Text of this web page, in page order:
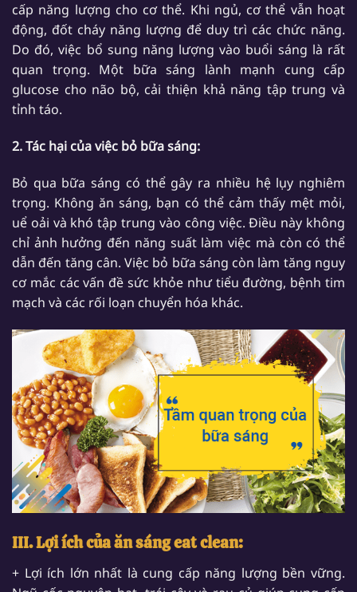
cấp năng lượng cho cơ thể. Khi ngủ, cơ thể vẫn hoạt
động, đốt cháy năng lượng để duy trì các chức năng.
Do đó, việc bổ sung năng lượng vào buổi sáng là rất
quan trọng. Một bữa sáng lành mạnh cung cấp
glucose cho não bộ, cải thiện khả năng tập trung và
tỉnh táo.
2. Tác hại của việc bỏ bữa sáng:
Bỏ qua bữa sáng có thể gây ra nhiều hệ lụy nghiêm
trọng. Không ăn sáng, bạn có thể cảm thấy mệt mỏi,
uể oải và khó tập trung vào công việc. Điều này không
chỉ ảnh hưởng đến năng suất làm việc mà còn có thể
dẫn đến tăng cân. Việc bỏ bữa sáng còn làm tăng nguy
cơ mắc các vấn đề sức khỏe như tiểu đường, bệnh tim
mạch và các rối loạn chuyển hóa khác.
III. Lợi ích của ăn sáng eat clean:
+ Lợi ích lớn nhất là cung cấp năng lượng bền vững.